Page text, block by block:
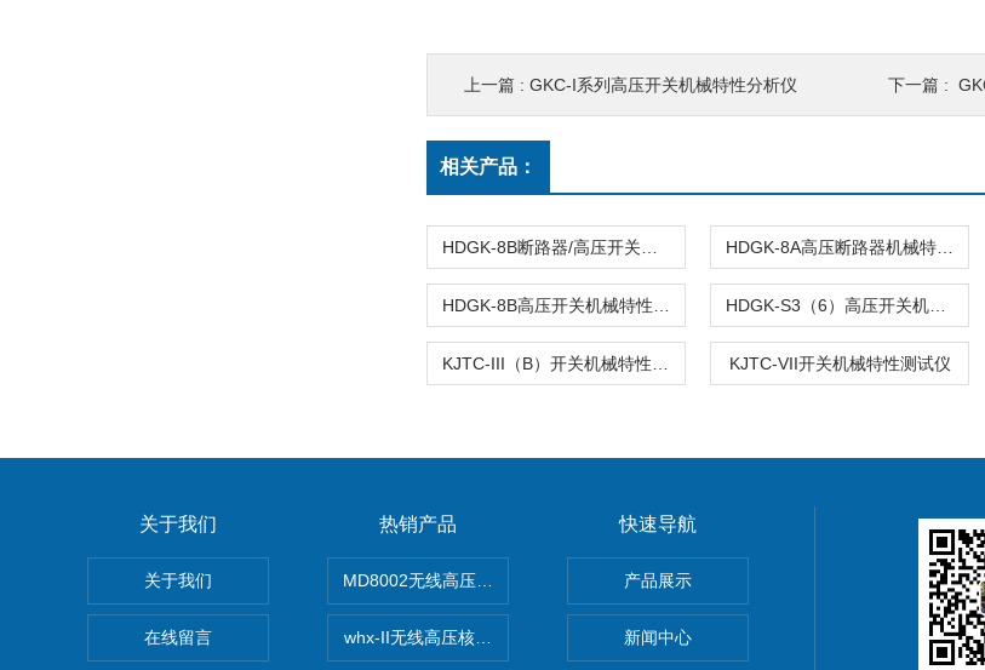
上一篇 : GKC-I系列高压开关机械特性分析仪 下一篇 :
相关产品：
KJTC-VII开关机械特性测试仪
关于我们
关于我们
在线留言
热销产品
MD8002无线高压核相仪
whx-II无线高压核相仪
快速导航
产品展示
新闻中心